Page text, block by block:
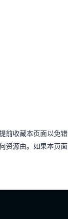
前收藏本页面以免
资源由。如果本页